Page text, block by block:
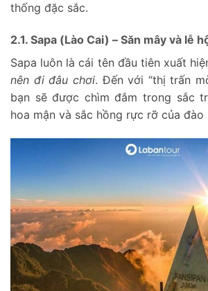
thống đặc sắc.
2.1. Sapa (Lào Cai) – Săn mây và lễ
Sapa luôn là cái tên đầu tiên xuất
nên đi đâu chơi. Đến với “thị trấn
bạn sẽ được chìm đắm trong sắc
hoa mận và sắc hồng rực rỡ của đào